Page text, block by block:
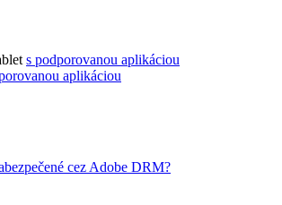
s podporovanou aplikáciou
aplikáciou
cez Adobe DRM?